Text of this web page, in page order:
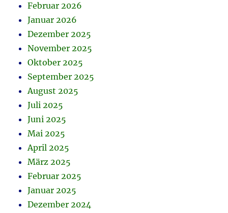
Februar 2026
Januar 2026
Dezember 2025
November 2025
Oktober 2025
September 2025
August 2025
Juli 2025
Juni 2025
Mai 2025
April 2025
März 2025
Februar 2025
Januar 2025
Dezember 2024